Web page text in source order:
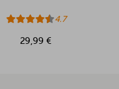
4.7
29,99 €